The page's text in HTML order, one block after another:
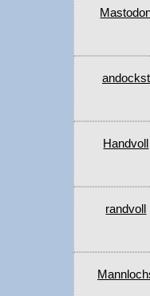
andockst
Handvoll
randvoll